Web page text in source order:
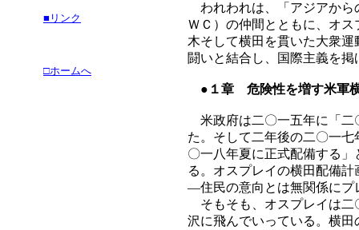
■リンク
□ホームへ
われわれは、「アジアから
ＷＣ）の仲間とともに、オ
木そして横田を貫いた大衆
闘いと結合し、国際主義を
●１章 危険性を増す米軍
米政府は二〇一五年に「二
た。そして二年後の二〇一
〇一八年夏に正式配備する
る。オスプレイの横田配備
―住民の意向とは無関係にプ
そもそも、オスプレイは二
沢に飛んでいっている。横